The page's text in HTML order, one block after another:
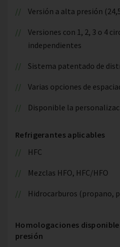
Versión a alta presión
Versiones con 1, 2, 3 o 4
independientes
Sistema patentado de
Varias opciones de
Disponible la
Refrigerantes aplicables
HFC
Mezclas HFO, HFC/HFO
Hidrocarburos (propano,
Homologaciones
presión